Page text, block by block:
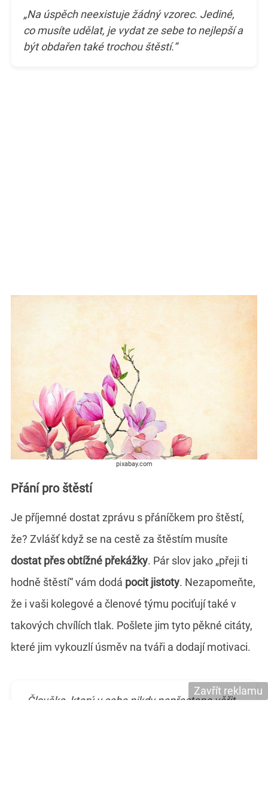
„Na úspěch neexistuje žádný vzorec. Jediné,
co musíte udělat, je vydat ze sebe to nejlepší a
být obdařen také trochou štěstí.“
pixabay.com
Přání pro štěstí
Je příjemné dostat zprávu s přáníčkem pro štěstí,
že? Zvlášť když se na cestě za štěstím musíte
dostat přes obtížné překážky. Pár slov jako „přeji ti
hodně štěstí“ vám dodá pocit jistoty. Nezapomeňte,
že i vaši kolegové a členové týmu pociťují také v
takových chvílích tlak. Pošlete jim tyto pěkné citáty,
které jim vykouzlí úsměv na tváři a dodají motivaci.
„Člověka, který v sebe nikdy nepřestane věřit,
Zavřít reklamu